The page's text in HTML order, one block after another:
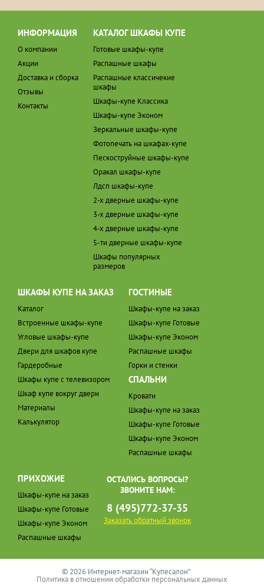
ИНФОРМАЦИЯ
О компании
Акции
Доставка и сборка
Отзывы
Контакты
КАТАЛОГ ШКАФЫ КУПЕ
Готовые шкафы-купе
Распашные шкафы
Распашные классичекие
шкафы
Шкафы-купе Классика
Шкафы-купе Эконом
Зеркальные шкафы-купе
Фотопечать на шкафах-купе
Пескоструйные шкафы-купе
Оракал шкафы-купе
Лдсп шкафы-купе
2-х дверные шкафы-купе
3-х дверные шкафы-купе
4-х дверные шкафы-купе
5-ти дверные шкафы-купе
Шкафы популярных
размеров
ШКАФЫ КУПЕ НА ЗАКАЗ
Каталог
Встроенные шкафы-купе
Угловые шкафы-купе
Двери для шкафов купе
Гардеробные
Шкафы купе с телевизором
Шкаф купе вокруг двери
Материалы
Калькулятор
ГОСТИНЫЕ
Шкафы-купе на заказ
Шкафы-купе Готовые
Шкафы-купе Эконом
Распашные шкафы
Горки и стенки
СПАЛЬНИ
Кровати
Шкафы-купе на заказ
Шкафы-купе Готовые
Шкафы-купе Эконом
Распашные шкафы
ПРИХОЖИЕ
Шкафы-купе на заказ
Шкафы-купе Готовые
Шкафы-купе Эконом
Распашные шкафы
ОСТАЛИСЬ ВОПРОСЫ?
ЗВОНИТЕ НАМ:
8 (495)772-37-35
Заказать обратный звонок
© 2026 Интернет-магазин “Купесалон”
Политика в отношении обработки персональных данных